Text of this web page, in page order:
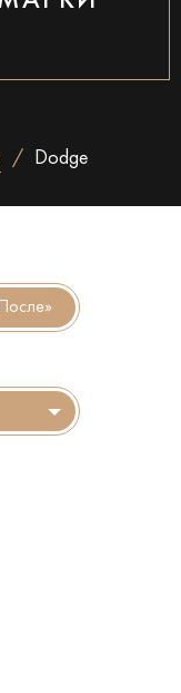
Dodge